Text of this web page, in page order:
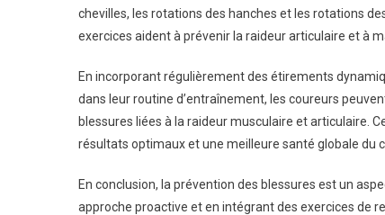
chevilles, les rotations des hanches et les rotations
exercices aident à prévenir la raideur articulaire et à
En incorporant régulièrement des étirements
dans leur routine d’entraînement, les coureurs
blessures liées à la raideur musculaire et articulaire.
résultats optimaux et une meilleure santé globale du
En conclusion, la prévention des blessures est un
approche proactive et en intégrant des exercices de